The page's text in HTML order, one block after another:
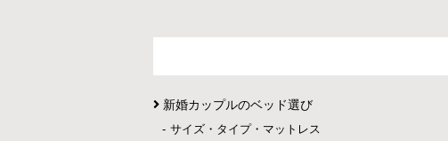
新婚カップルのベッド選び
サイズ・タイプ・マットレス